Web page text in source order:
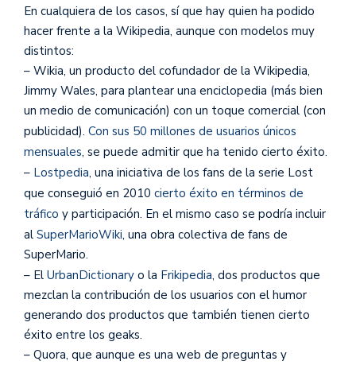
En cualquiera de los casos, sí que hay quien ha podido
hacer frente a la Wikipedia, aunque con modelos muy
distintos:
– Wikia, un producto del cofundador de la Wikipedia,
Jimmy Wales, para plantear una enciclopedia (más bien
un medio de comunicación) con un toque comercial (con
publicidad). Con sus 50 millones de usuarios únicos
mensuales, se puede admitir que ha tenido cierto éxito.
– Lostpedia, una iniciativa de los fans de la serie Lost
que conseguió en 2010 cierto éxito en términos de
tráfico y participación. En el mismo caso se podría incluir
al SuperMarioWiki, una obra colectiva de fans de
SuperMario.
– El UrbanDictionary o la Frikipedia, dos productos que
mezclan la contribución de los usuarios con el humor
generando dos productos que también tienen cierto
éxito entre los geaks.
– Quora, que aunque es una web de preguntas y